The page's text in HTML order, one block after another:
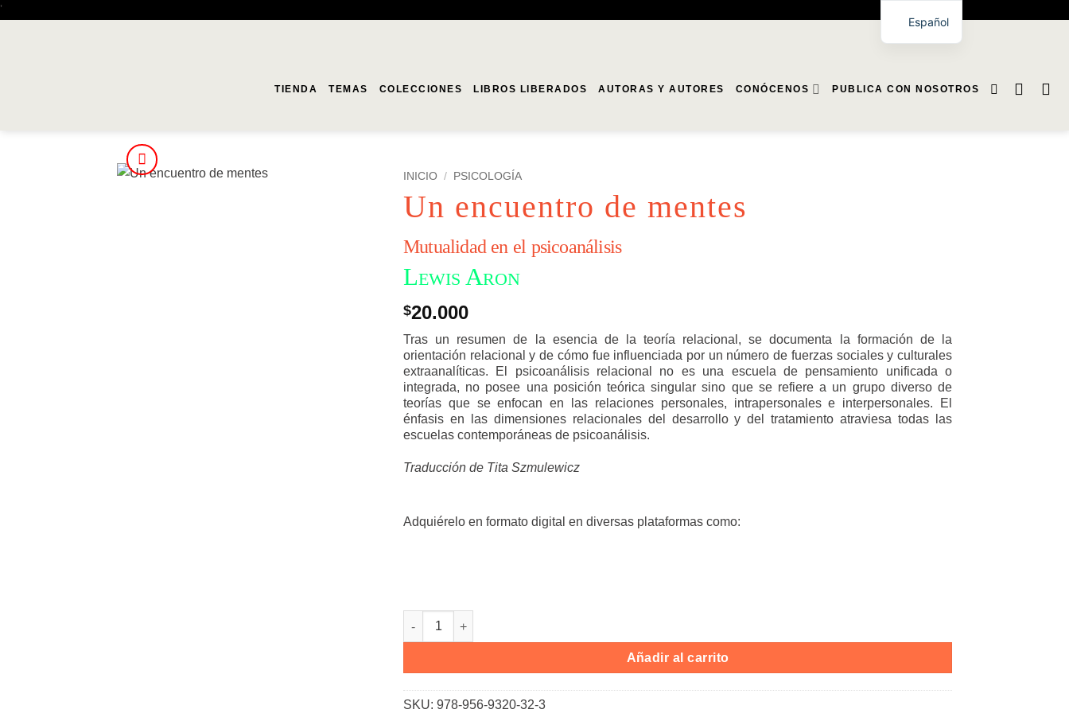
'
TIENDA TEMAS COLECCIONES LIBROS LIBERADOS AUTORAS Y AUTORES CONÓCENOS PUBLICA CON NOSOTROS
INICIO / PSICOLOGÍA
Un encuentro de mentes
Mutualidad en el psicoanálisis
Lewis Aron
$20.000
Tras un resumen de la esencia de la teoría relacional, se documenta la formación de la
orientación relacional y de cómo fue influenciada por un número de fuerzas sociales y culturales
extraanalíticas. El psicoanálisis relacional no es una escuela de pensamiento unificada o
integrada, no posee una posición teórica singular sino que se refiere a un grupo diverso de
teorías que se enfocan en las relaciones personales, intrapersonales e interpersonales. El
énfasis en las dimensiones relacionales del desarrollo y del tratamiento atraviesa todas las
escuelas contemporáneas de psicoanálisis.
Traducción de Tita Szmulewicz
Adquiérelo en formato digital en diversas plataformas como:
Un encuentro de mentes cantidad
Añadir al carrito
SKU: 978-956-9320-32-3
Español